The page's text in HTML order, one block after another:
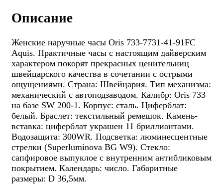
Описание
Женские наручные часы Oris 733-7731-41-91FC
Aquis. Практичные часы с настоящим дайверским
характером покорят прекрасных ценительниц
швейцарского качества в сочетании с острыми
ощущениями. Страна: Швейцария. Тип механизма:
механический с автоподзаводом. Калибр: Oris 733
на базе SW 200-1. Корпус: сталь. Циферблат:
белый. Браслет: текстильный ремешок. Камень-
вставка: циферблат украшен 11 бриллиантами.
Водозащита: 300WR. Подсветка: люминесцентные
стрелки (Superluminova BG W9). Стекло:
сапфировое выпуклое с внутренним антибликовым
покрытием. Календарь: число. Габаритные
размеры: D 36,5мм.